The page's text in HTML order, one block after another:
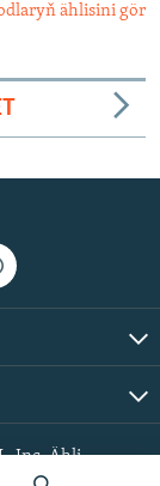
ählisini gör
Inc. Ähli